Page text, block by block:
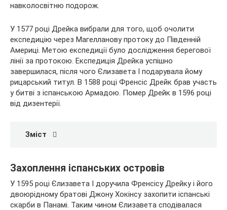
навколосвітню подорож.
У 1577 році Дрейка вибрали для того, щоб очолити
експедицію через Магелланову протоку до Південній
Америці. Метою експедиції було дослідження берегової
лінії за протокою. Експедиція Дрейка успішно
завершилася, після чого Єлизавета I подарувала йому
рицарський титул. В 1588 році Френсіс Дрейк брав участь
у битві з іспанською Армадою. Помер Дрейк в 1596 році
від дизентерії.
Зміст
Захоплення іспанських островів
У 1595 році Єлизавета I доручила Френсісу Дрейку і його
двоюрідному братові Джону Хокінсу захопити іспанські
скарби в Панамі. Таким чином Єлизавета сподівалася